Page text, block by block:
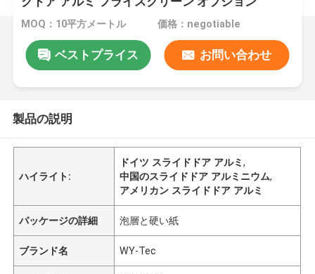
MOQ：10平方メートル 価格：negotiable
ベストプライス お問い合わせ
製品の説明
ハイライト:
ドイツ スライドドア アルミ,
中国のスライドドア アルミニウム,
アメリカン スライドドア アルミ
パッケージの詳細 泡層と硬い紙
ブランド名 WY-Tec